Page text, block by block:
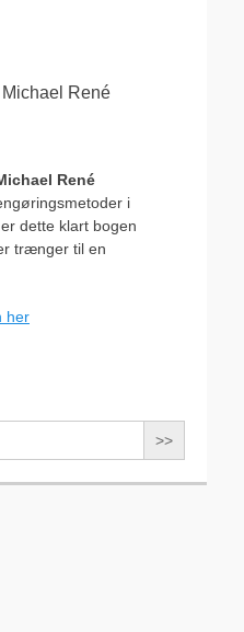
René
René
i
dette klart bogen
trænger til en
her